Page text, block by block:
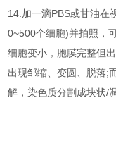
14.加一滴PBS或甘油在
0~500个细胞)并拍照，
细胞变小，胞膜完整但
出现邹缩、变圆、脱落;
解，染色质分割成块状/